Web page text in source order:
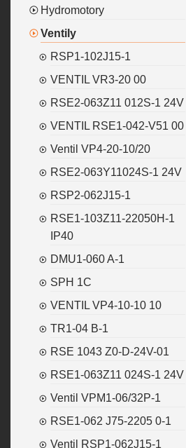
Hydromotory
Ventily
RSP1-102J15-1
VENTIL VR3-20 00
RSE2-063Z11 012S-1 24V
VENTIL RSE1-042-V51 00
Ventil VP4-20-10/20
RSE2-063Y11024S-1 24V
RSP2-062J15-1
RSE1-103Z11-22050H-1
IP40
DMU1-060 A-1
SPH 1C
VENTIL VP4-10-10 10
TR1-04 B-1
RSE 1043 Z0-D-24V-01
RSE1-063Z11 024S-1 24V
Ventil VPM1-06/32P-1
RSE1-062 J75-2205 0-1
Ventil RSP1-062J15-1